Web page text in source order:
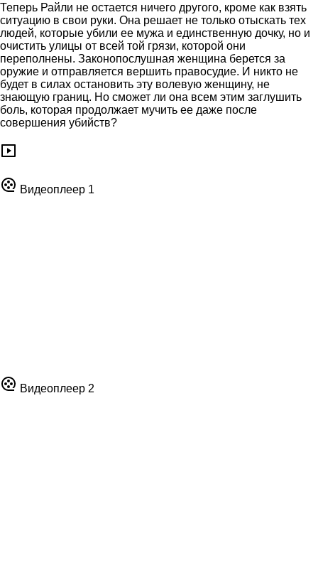
Теперь Райли не остается ничего другого, кроме как взять
ситуацию в свои руки. Она решает не только отыскать тех
людей, которые убили ее мужа и единственную дочку, но и
очистить улицы от всей той грязи, которой они
переполнены. Законопослушная женщина берется за
оружие и отправляется вершить правосудие. И никто не
будет в силах остановить эту волевую женщину, не
знающую границ. Но сможет ли она всем этим заглушить
боль, которая продолжает мучить ее даже после
совершения убийств?
Видеоплеер 1
Видеоплеер 2